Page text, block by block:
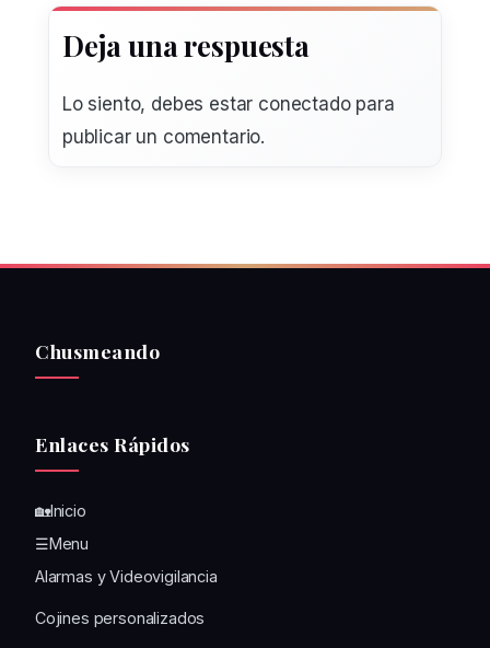
Deja una respuesta
Lo siento, debes estar conectadopara
publicar un comentario.
Chusmeando
Enlaces Rápidos
🏡Inicio
☰Menu
Alarmas y Videovigilancia
Cojines personalizados